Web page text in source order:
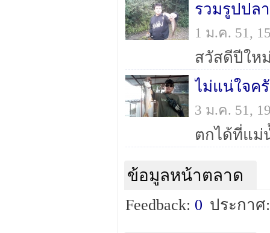
รวมรูปปล
1 ม.ค. 51,
ไม่แน่ใจครั
3 ม.ค. 51,
ตกได้ที่แม่
ข้อมูลหน้าตลาด
Feedback: 0 ประกาศ